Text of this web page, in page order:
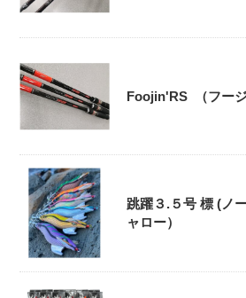
Foojin'RS （フージ
跳躍３.５号 標 (ノ
ャロー）